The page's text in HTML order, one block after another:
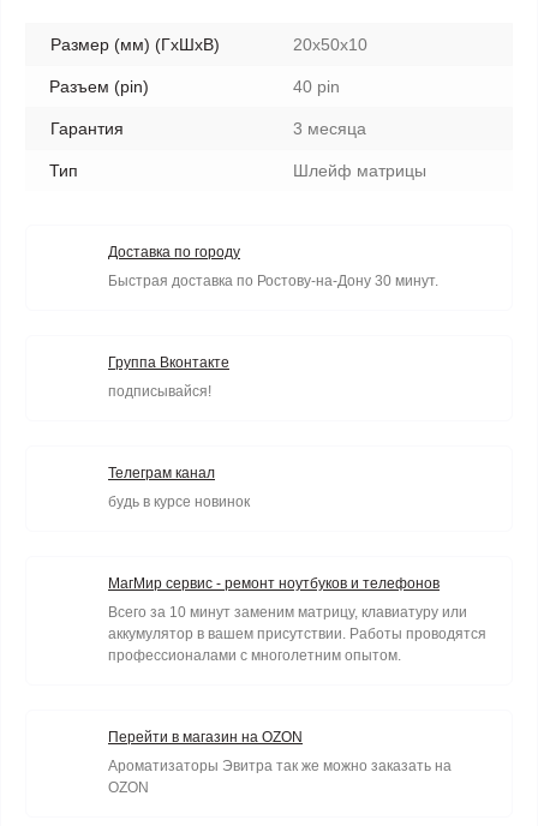
Размер (мм) (ГхШхВ) 20x50x10
Разъем (pin) 40 pin
Гарантия 3 месяца
Тип Шлейф матрицы
Доставка по городу
Быстрая доставка по Ростову-на-Дону 30 минут.
Группа Вконтакте
подписывайся!
Телеграм канал
будь в курсе новинок
МагМир сервис - ремонт ноутбуков и телефонов
Всего за 10 минут заменим матрицу, клавиатуру или
аккумулятор в вашем присутствии. Работы проводятся
профессионалами с многолетним опытом.
Перейти в магазин на OZON
Ароматизаторы Эвитра так же можно заказать на
OZON